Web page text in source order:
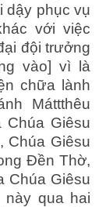
dậy phục vụ
với việc
đội trưởng
vào] vì là
chữa lành
Máttthêu
Chúa Giêsu
Chúa Giêsu
Đền Thờ,
Chúa Giêsu
này qua hai